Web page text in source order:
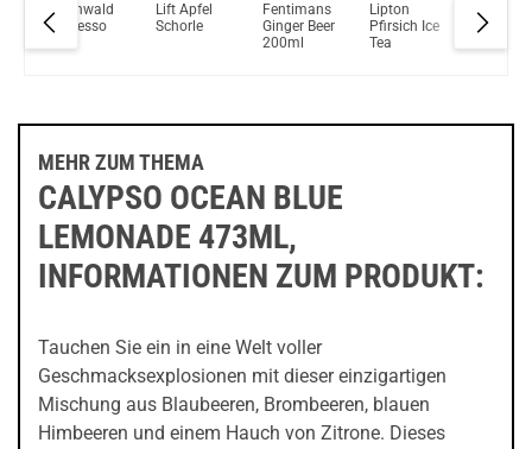
Du willst Kröten sparen?
Schau mal hier!
Dovpo Ayce Pro Pod System Kit Pink
Hochwald
Espresso
Lift Apfel
Schorle
Fentimans
Ginger Beer
200ml
Lipton
Pfirsich Ice
Tea
ViO Still
MEHR ZUM THEMA
CALYPSO OCEAN BLUE
LEMONADE 473ML,
INFORMATIONEN ZUM PRODUKT:
Tauchen Sie ein in eine Welt voller
Geschmacksexplosionen mit dieser einzigartigen
Mischung aus Blaubeeren, Brombeeren, blauen
Himbeeren und einem Hauch von Zitrone. Dieses